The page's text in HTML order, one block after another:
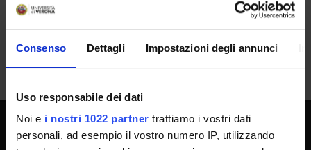
Consenso Dettagli Impostazioni degli annunci
Uso responsabile dei dati
Noi e i nostri 1022 partner trattiamo i vostri dati
personali, ad esempio il vostro numero IP, utilizzando
UNIVERSITY SERVICES